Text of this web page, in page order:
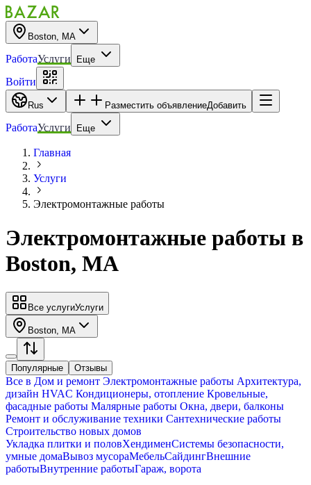
Boston, MA
РаботаУслуги Еще
Войти
Rus Разместить объявлениеДобавить
РаботаУслуги Еще
Главная
Услуги
Электромонтажные работы
Электромонтажные работы в
Boston, MA
Все услугиУслуги
Boston, MA
Популярные Отзывы
Все в Дом и ремонт Электромонтажные работы Архитектура,
дизайн HVAC Кондиционеры, oтопление Кровельные,
фасадные работы Малярные работы Окна, двери, балконы
Ремонт и обслуживание техники Сантехнические работы
Строительство новых домов
Укладка плитки и половХендименСистемы безопасности,
умные домаВывоз мусораМебельСайдингВнешние
работыВнутренние работыГараж, ворота